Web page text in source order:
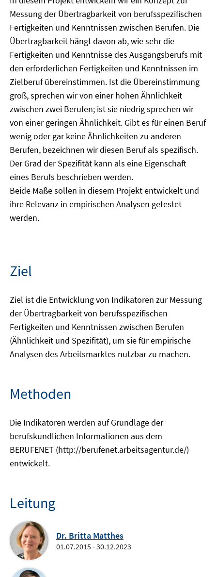
Messung der Übertragbarkeit von berufsspezifischen
Fertigkeiten und Kenntnissen zwischen Berufen. Die
Übertragbarkeit hängt davon ab, wie sehr die
Fertigkeiten und Kenntnisse des Ausgangsberufs mit
den erforderlichen Fertigkeiten und Kenntnissen im
Zielberuf übereinstimmen. Ist die Übereinstimmung
groß, sprechen wir von einer hohen Ähnlichkeit
zwischen zwei Berufen; ist sie niedrig sprechen wir
von einer geringen Ähnlichkeit. Gibt es für einen Beruf
wenig oder gar keine Ähnlichkeiten zu anderen
Berufen, bezeichnen wir diesen Beruf als spezifisch.
Der Grad der Spezifität kann als eine Eigenschaft
eines Berufs beschrieben werden.
Beide Maße sollen in diesem Projekt entwickelt und
ihre Relevanz in empirischen Analysen getestet
werden.
Ziel
Ziel ist die Entwicklung von Indikatoren zur Messung
der Übertragbarkeit von berufsspezifischen
Fertigkeiten und Kenntnissen zwischen Berufen
(Ähnlichkeit und Spezifität), um sie für empirische
Analysen des Arbeitsmarktes nutzbar zu machen.
Methoden
Die Indikatoren werden auf Grundlage der
berufskundlichen Informationen aus dem
BERUFENET (http://berufenet.arbeitsagentur.de/)
entwickelt.
Leitung
Dr. Britta Matthes
01.07.2015 - 30.12.2023